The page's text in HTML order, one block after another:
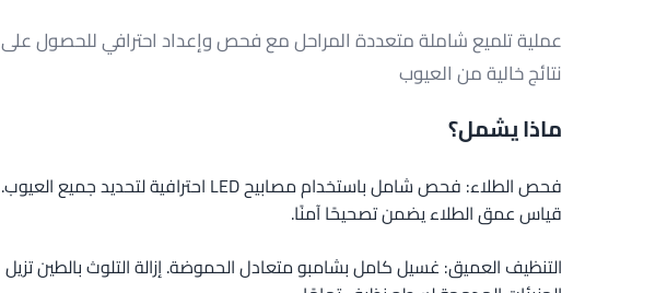
عملية تلميع شاملة متعددة المراحل مع فحص وإعداد احترافي للحصول على
نتائج خالية من العيوب
ماذا يشمل؟
فحص الطلاء: فحص شامل باستخدام مصابيح LED احترافية لتحديد جميع العيوب.
قياس عمق الطلاء يضمن تصحيحًا آمنًا.
التنظيف العميق: غسيل كامل بشامبو متعادل الحموضة. إزالة التلوث بالطين تزيل